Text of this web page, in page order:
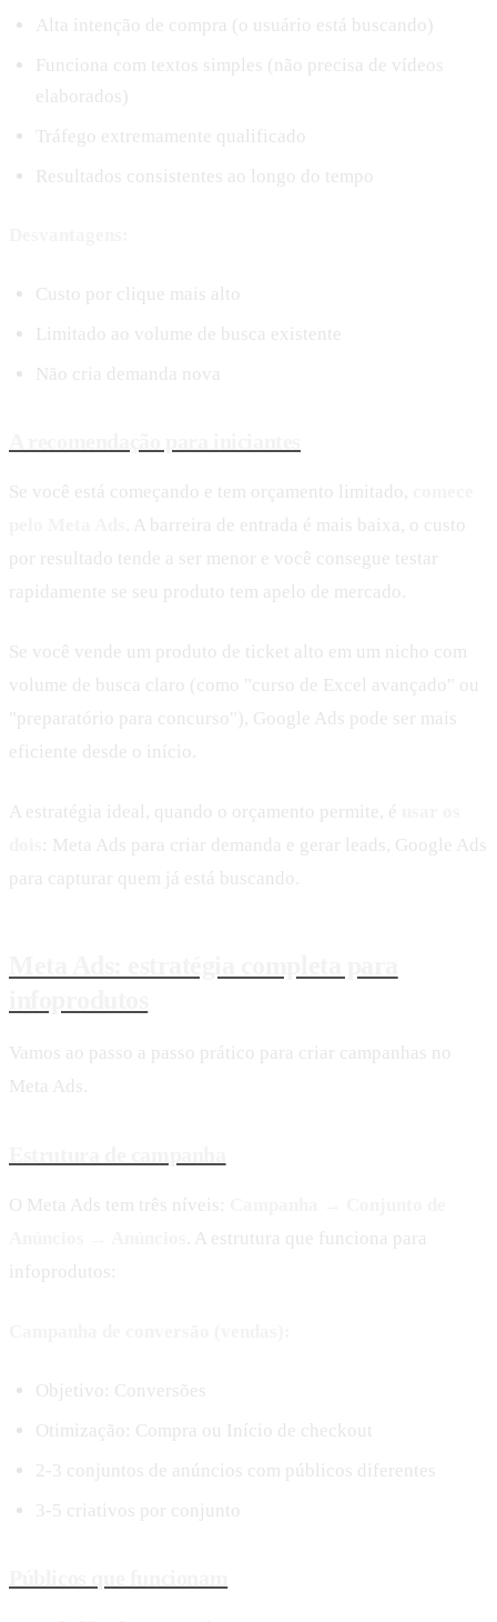
Alta intenção de compra (o usuário está buscando)
Funciona com textos simples (não precisa de vídeos
elaborados)
Tráfego extremamente qualificado
Resultados consistentes ao longo do tempo
Custo por clique mais alto
Limitado ao volume de busca existente
Não cria demanda nova
Se você está começando e tem orçamento limitado,
. A barreira de entrada é mais baixa, o custo
por resultado tende a ser menor e você consegue testar
rapidamente se seu produto tem apelo de mercado.
Se você vende um produto de ticket alto em um nicho com
volume de busca claro (como "curso de Excel avançado" ou
"preparatório para concurso"), Google Ads pode ser mais
eficiente desde o início.
A estratégia ideal, quando o orçamento permite, é
: Meta Ads para criar demanda e gerar leads, Google Ads
para capturar quem já está buscando.
Vamos ao passo a passo prático para criar campanhas no
Meta Ads.
O Meta Ads tem três níveis:
. A estrutura que funciona para
infoprodutos:
Objetivo: Conversões
Otimização: Compra ou Início de checkout
2-3 conjuntos de anúncios com públicos diferentes
3-5 criativos por conjunto